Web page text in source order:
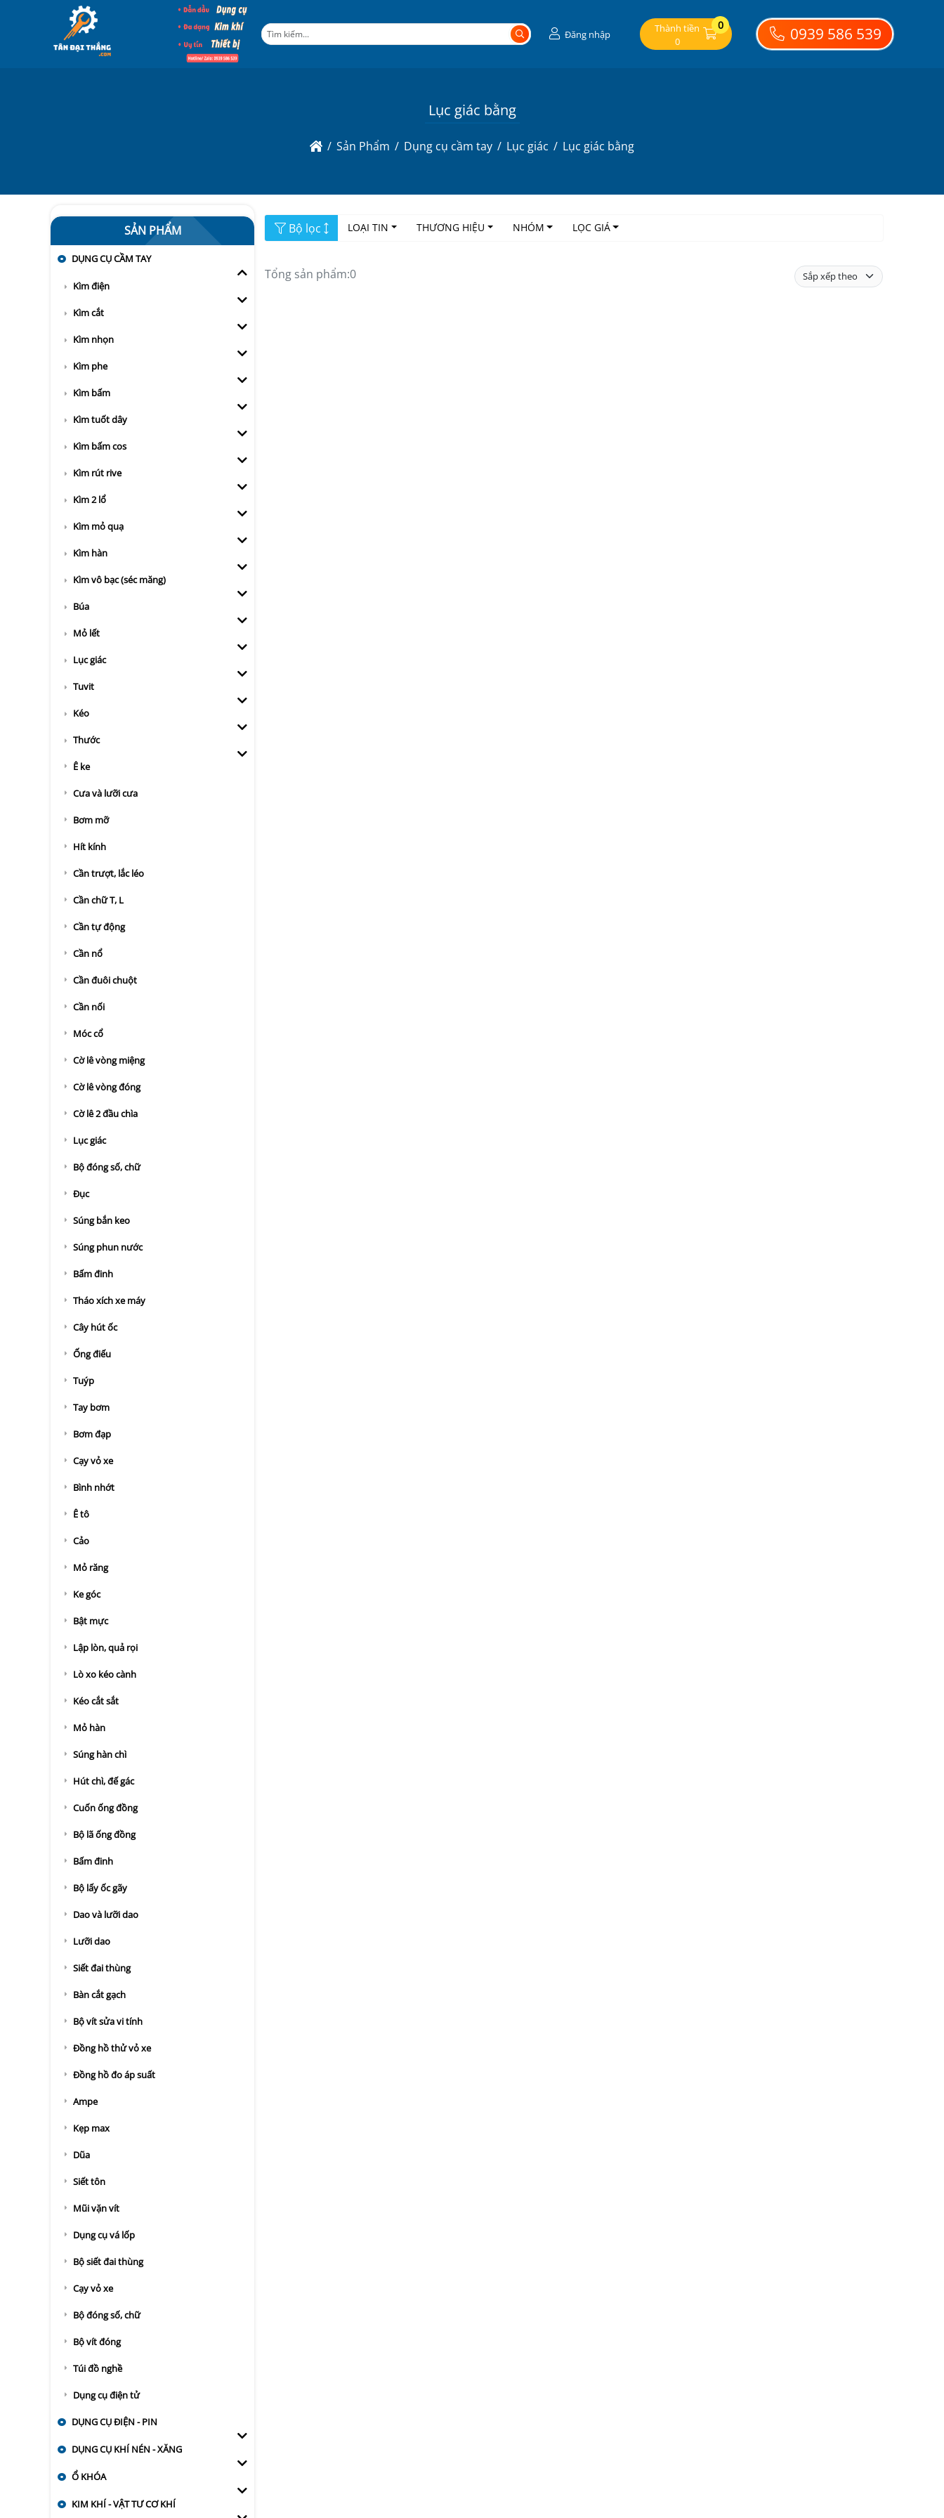
Đăng nhập
Thành tiền
0
0 0939 586 539
Lục giác bằng
Sản Phẩm Dụng cụ cầm tay Lục giác Lục giác bằng
SẢN PHẨM
DỤNG CỤ CẦM TAY
Kìm điện
Kìm cắt
Kìm nhọn
Kìm phe
Kìm bấm
Kìm tuốt dây
Kìm bấm cos
Kìm rút rive
Kìm 2 lổ
Kìm mỏ quạ
Kìm hàn
Kìm vô bạc (séc măng)
Búa
Mỏ lết
Lục giác
Tuvit
Kéo
Thước
Ê ke
Cưa và lưỡi cưa
Bơm mỡ
Hít kính
Cần trượt, lắc léo
Cần chữ T, L
Cần tự động
Cần nổ
Cần đuôi chuột
Cần nối
Móc cổ
Cờ lê vòng miệng
Cờ lê vòng đóng
Cờ lê 2 đầu chìa
Lục giác
Bộ đóng số, chữ
Đục
Súng bắn keo
Súng phun nước
Bấm đinh
Tháo xích xe máy
Cây hút ốc
Ống điếu
Tuýp
Tay bơm
Bơm đạp
Cạy vỏ xe
Bình nhớt
Ê tô
Cảo
Mỏ răng
Ke góc
Bật mực
Lập lòn, quả rọi
Lò xo kéo cành
Kéo cắt sắt
Mỏ hàn
Súng hàn chì
Hút chì, đế gác
Cuốn ống đồng
Bộ lã ống đồng
Bấm đinh
Bộ lấy ốc gãy
Dao và lưỡi dao
Lưỡi dao
Siết đai thùng
Bàn cắt gạch
Bộ vít sửa vi tính
Đồng hồ thử vỏ xe
Đồng hồ đo áp suất
Ampe
Kẹp max
Dũa
Siết tôn
Mũi vặn vít
Dụng cụ vá lốp
Bộ siết đai thùng
Cạy vỏ xe
Bộ đóng số, chữ
Bộ vít đóng
Túi đồ nghề
Dụng cụ điện tử
DỤNG CỤ ĐIỆN - PIN
DỤNG CỤ KHÍ NÉN - XĂNG
Ổ KHÓA
KIM KHÍ - VẬT TƯ CƠ KHÍ
Bộ lọc LOẠI TIN THƯƠNG HIỆU NHÓM LỌC GIÁ
Tổng sản phẩm:0